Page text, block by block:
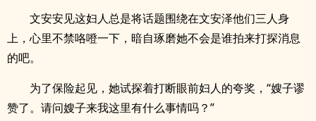
文安安见这妇人总是将话题围绕在文安泽他们三人身
上，心里不禁咯噔一下，暗自琢磨她不会是谁拍来打探消息
的吧。
为了保险起见，她试探着打断眼前妇人的夸奖，“嫂子谬
赞了。请问嫂子来我这里有什么事情吗？”